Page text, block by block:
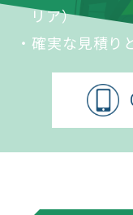
リア）
・確実な見積り